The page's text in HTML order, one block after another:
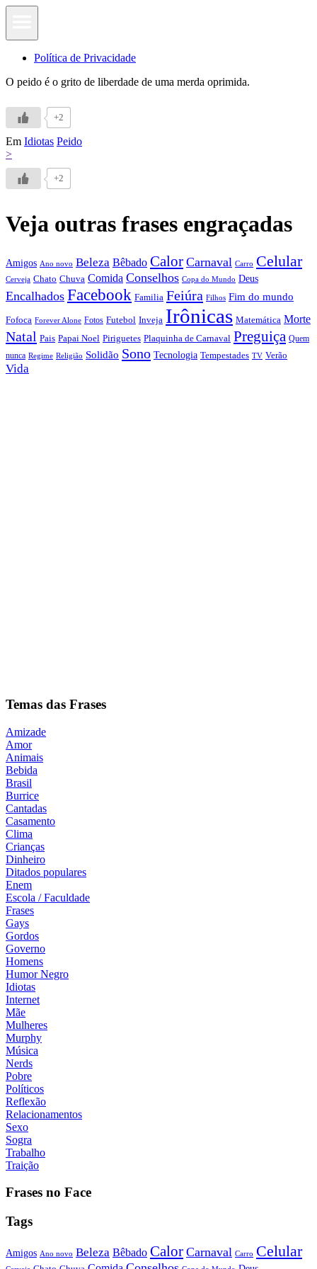
Política de Privacidade
O peido é o grito de liberdade de uma merda oprimida.
+2
Em Idiotas Peido
>
+2
Veja outras frases engraçadas
Amigos Ano novo Beleza Bêbado Calor Carnaval Carro Celular
Cerveja Chato Chuva Comida Conselhos Copa do Mundo Deus
Encalhados Facebook Familia Feiúra Filhos Fim do mundo
Fofoca Forever Alone Fotos Futebol Inveja Irônicas Matemática Morte
Natal Pais Papai Noel Piriguetes Plaquinha de Carnaval Preguiça Quem
nunca Regime Religião Solidão Sono Tecnologia Tempestades TV Verão
Vida
Temas das Frases
Amizade
Amor
Animais
Bebida
Brasil
Burrice
Cantadas
Casamento
Clima
Crianças
Dinheiro
Ditados populares
Enem
Escola / Faculdade
Frases
Gays
Gordos
Governo
Homens
Humor Negro
Idiotas
Internet
Mãe
Mulheres
Murphy
Música
Nerds
Pobre
Políticos
Reflexão
Relacionamentos
Sexo
Sogra
Trabalho
Traição
Frases no Face
Tags
Amigos Ano novo Beleza Bêbado Calor Carnaval Carro Celular